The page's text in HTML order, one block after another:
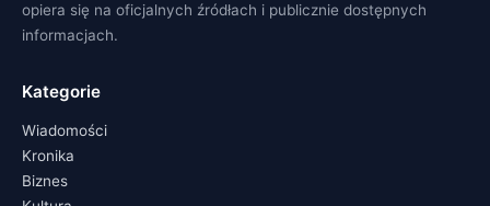
opiera się na oficjalnych źródłach i publicznie dostępnych
informacjach.
Kategorie
Wiadomości
Kronika
Biznes